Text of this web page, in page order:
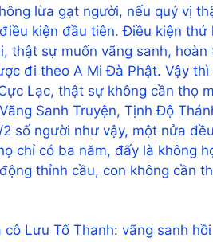
lừa gạt người, nếu quý vị
kiện đầu tiên. Điều kiện
thật sự muốn vãng sanh,
đi theo A Mi Đà Phật. Vậy
Lạc, thật sự không cần thọ
Sanh Truyện, Tịnh Độ
số người như vậy, một nửa
chỉ có ba năm, đấy là không
thỉnh cầu, con không cần
cô Lưu Tố Thanh: vãng sanh